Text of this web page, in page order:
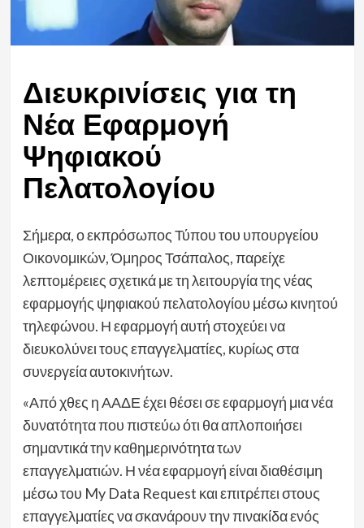
Διευκρινίσεις για τη
Νέα Εφαρμογή
Ψηφιακού
Πελατολογίου
Σήμερα, ο εκπρόσωπος Τύπου του υπουργείου
Οικονομικών, Όμηρος Τσάπαλος, παρείχε
λεπτομέρειες σχετικά με τη λειτουργία της νέας
εφαρμογής ψηφιακού πελατολογίου μέσω κινητού
τηλεφώνου. Η εφαρμογή αυτή στοχεύει να
διευκολύνει τους επαγγελματίες, κυρίως στα
συνεργεία αυτοκινήτων.
«Από χθες η ΑΑΔΕ έχει θέσει σε εφαρμογή μια νέα
δυνατότητα που πιστεύω ότι θα απλοποιήσει
σημαντικά την καθημερινότητα των
επαγγελματιών. Η νέα εφαρμογή είναι διαθέσιμη
μέσω του My Data Request και επιτρέπει στους
επαγγελματίες να σκανάρουν την πινακίδα ενός